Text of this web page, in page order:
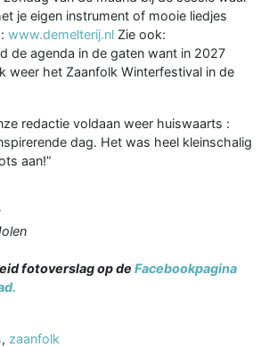
je eigen instrument of mooie liedjes
www.demelterij.nl Zie ook:
de agenda in de gaten want in 2027
weer het Zaanfolk Winterfestival in de
redactie voldaan weer huiswaarts :
dag. Het was heel kleinschalig
aan!”
fotoverslag op de Facebookpagina
, zaanfolk